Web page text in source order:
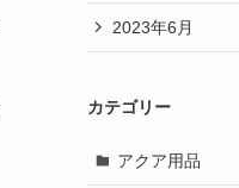
2023年6月
カテゴリー
アクア用品